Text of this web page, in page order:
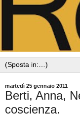
martedì 25 gennaio 2011
Berti, Anna,
coscienza.